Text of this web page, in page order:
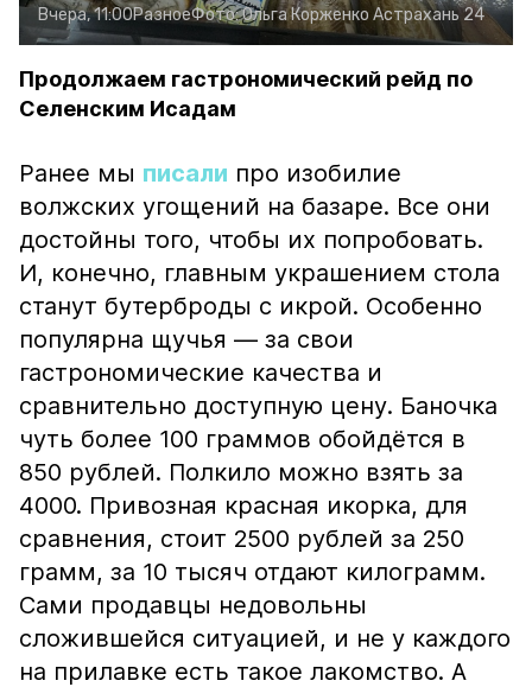
Вчера, 11:00РазноеФото:Ольга Корженко Астрахань 24
Продолжаем гастрономический рейд по
Селенским Исадам
Ранее мы писали про изобилие
волжских угощений на базаре. Все они
достойны того, чтобы их попробовать.
И, конечно, главным украшением стола
станут бутерброды с икрой. Особенно
популярна щучья — за свои
гастрономические качества и
сравнительно доступную цену. Баночка
чуть более 100 граммов обойдётся в
850 рублей. Полкило можно взять за
4000. Привозная красная икорка, для
сравнения, стоит 2500 рублей за 250
грамм, за 10 тысяч отдают килограмм.
Сами продавцы недовольны
сложившейся ситуацией, и не у каждого
на прилавке есть такое лакомство. А